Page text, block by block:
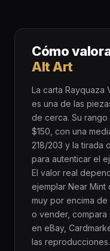
Cómo
Alt Art
La carta Rayquaza
es una de las
de cerca. Su
$150, con una
218/203 y la tirada
para autenticar el
El valor real
ejemplar Near Mint
muy por encima
o vender, compara
en eBay,
las